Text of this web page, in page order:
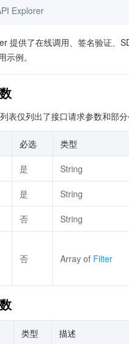
Explorer
提供了在线调用、签名验证、
示例。
表仅列出了接口请求参数和部
必选 类型
是 String
是 String
否 String
否 Array of Filter
类型 描述